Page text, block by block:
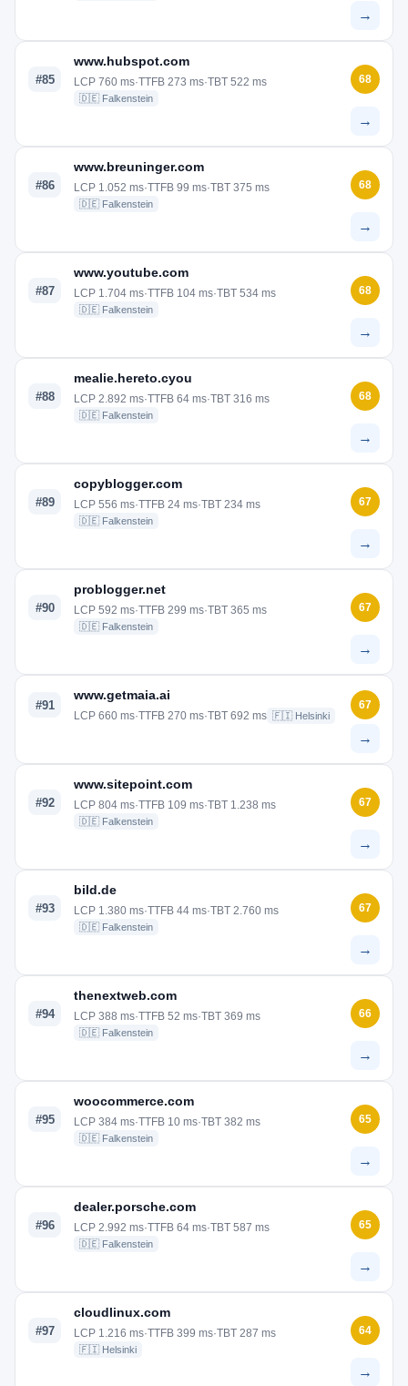
→
#85
www.hubspot.com
LCP 760 ms·TTFB 273 ms·TBT 522 ms
🇩🇪 Falkenstein
68
→
#86
www.breuninger.com
LCP 1.052 ms·TTFB 99 ms·TBT 375 ms
🇩🇪 Falkenstein
68
→
#87
www.youtube.com
LCP 1.704 ms·TTFB 104 ms·TBT 534 ms
🇩🇪 Falkenstein
68
→
#88
mealie.hereto.cyou
LCP 2.892 ms·TTFB 64 ms·TBT 316 ms
🇩🇪 Falkenstein
68
→
#89
copyblogger.com
LCP 556 ms·TTFB 24 ms·TBT 234 ms
🇩🇪 Falkenstein
67
→
#90
problogger.net
LCP 592 ms·TTFB 299 ms·TBT 365 ms
🇩🇪 Falkenstein
67
→
#91
www.getmaia.ai
LCP 660 ms·TTFB 270 ms·TBT 692 ms 🇫🇮 Helsinki
67
→
#92
www.sitepoint.com
LCP 804 ms·TTFB 109 ms·TBT 1.238 ms
🇩🇪 Falkenstein
67
→
#93
bild.de
LCP 1.380 ms·TTFB 44 ms·TBT 2.760 ms
🇩🇪 Falkenstein
67
→
#94
thenextweb.com
LCP 388 ms·TTFB 52 ms·TBT 369 ms
🇩🇪 Falkenstein
66
→
#95
woocommerce.com
LCP 384 ms·TTFB 10 ms·TBT 382 ms
🇩🇪 Falkenstein
65
→
#96
dealer.porsche.com
LCP 2.992 ms·TTFB 64 ms·TBT 587 ms
🇩🇪 Falkenstein
65
→
#97
cloudlinux.com
LCP 1.216 ms·TTFB 399 ms·TBT 287 ms
🇫🇮 Helsinki
64
→